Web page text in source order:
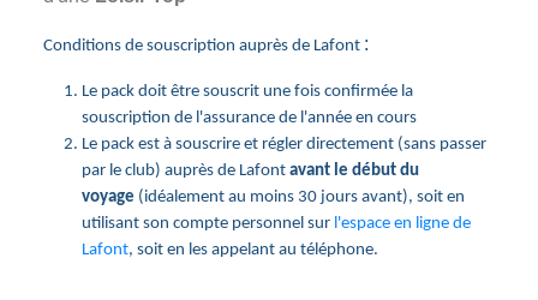
Conditions de souscription auprès de Lafont :
Le pack doit être souscrit une fois confirmée la
souscription de l'assurance de l'année en cours
Le pack est à souscrire et régler directement (sans passer
par le club) auprès de Lafont avant le début du
voyage (idéalement au moins 30 jours avant), soit en
utilisant son compte personnel sur l'espace en ligne de
Lafont, soit en les appelant au téléphone.